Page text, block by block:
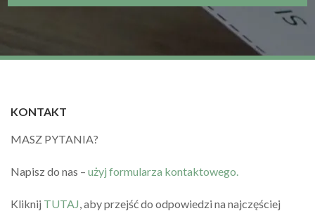
KONTAKT
MASZ PYTANIA?
Napisz do nas – użyj formularza kontaktowego.
Kliknij TUTAJ , aby przejść do odpowiedzi na najczęściej